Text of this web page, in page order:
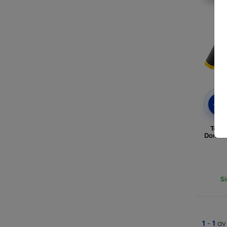
-5%
Dome
1 - 1